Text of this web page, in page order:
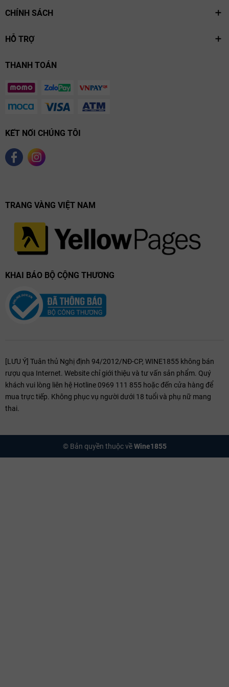
CHÍNH SÁCH
HỖ TRỢ
THANH TOÁN
KẾT NỐI CHÚNG TÔI
TRANG VÀNG VIỆT NAM
KHAI BÁO BỘ CỘNG THƯƠNG
[LƯU Ý] Tuân thủ Nghị định 94/2012/NĐ-CP, WINE1855 không bán
rượu qua Internet. Website chỉ giới thiệu và tư vấn sản phẩm. Quý
khách vui lòng liên hệ Hotline 0969 111 855 hoặc đến cửa hàng để
mua trực tiếp. Không phục vụ người dưới 18 tuổi và phụ nữ mang
thai.
© Bản quyền thuộc vềWine1855